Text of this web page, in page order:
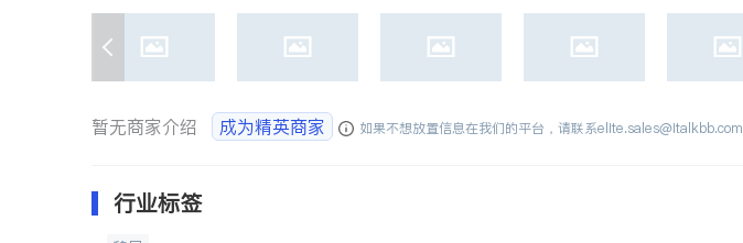
暂无商家介绍 成为精英商家 如果不想放置信息在我们的平台，请联系elite.sales@italkbb.com
行业标签